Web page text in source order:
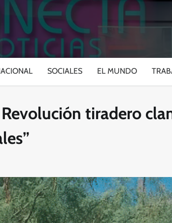
SOCIALES EL MUNDO
tiradero